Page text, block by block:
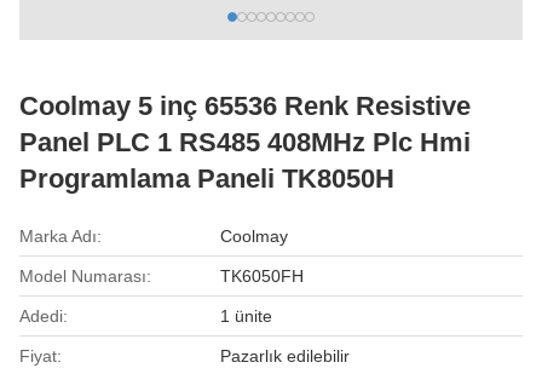
Coolmay 5 inç 65536 Renk Resistive
Panel PLC 1 RS485 408MHz Plc Hmi
Programlama Paneli TK8050H
Marka Adı: Coolmay
Model Numarası: TK6050FH
Adedi: 1 ünite
Fiyat: Pazarlık edilebilir